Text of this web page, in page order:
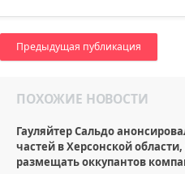
Предыдущая публикация
ПОХОЖИЕ НОВОСТИ
Гауляйтер Сальдо
частей в Херсонской
размещать оккупантов